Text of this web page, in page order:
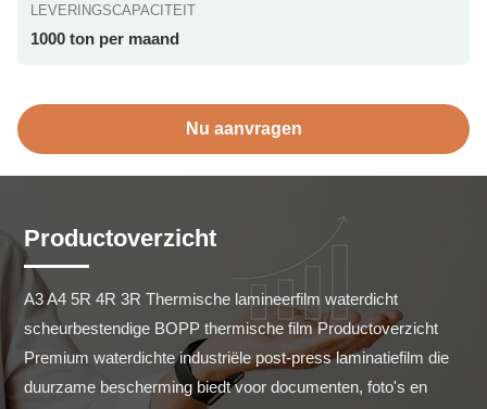
LEVERINGSCAPACITEIT
1000 ton per maand
Nu aanvragen
Productoverzicht
A3 A4 5R 4R 3R Thermische lamineerfilm waterdicht
scheurbestendige BOPP thermische film Productoverzicht
Premium waterdichte industriële post-press laminatiefilm die
duurzame bescherming biedt voor documenten, foto's en